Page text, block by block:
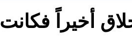
أخيراً فكانت